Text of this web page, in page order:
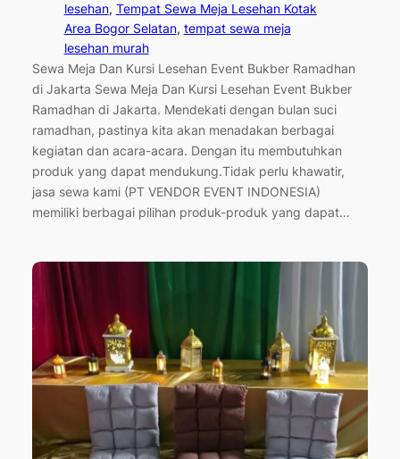
lesehan, Tempat Sewa Meja Lesehan Kotak
Area Bogor Selatan, tempat sewa meja
lesehan murah
Sewa Meja Dan Kursi Lesehan Event Bukber Ramadhan
di Jakarta Sewa Meja Dan Kursi Lesehan Event Bukber
Ramadhan di Jakarta. Mendekati dengan bulan suci
ramadhan, pastinya kita akan menadakan berbagai
kegiatan dan acara-acara. Dengan itu membutuhkan
produk yang dapat mendukung.Tidak perlu khawatir,
jasa sewa kami (PT VENDOR EVENT INDONESIA)
memiliki berbagai pilihan produk-produk yang dapat…